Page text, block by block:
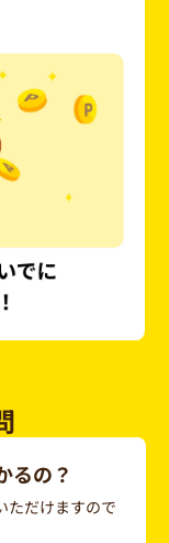
るの？
ただけますので